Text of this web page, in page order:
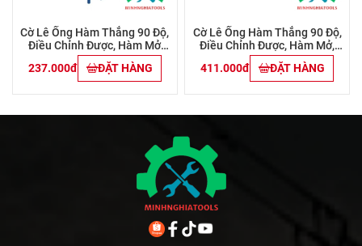
Cờ Lê Ống Hàm Thẳng 90 Độ,
Điều Chỉnh Được, Hàm Mở
38mm (1-1/ Inch) Workpro
WP302013
237.000đ ĐẶT HÀNG
Cờ Lê Ống Hàm Thẳng 90 Độ,
Điều Chỉnh Được, Hàm Mở,
Kích Thước 50mm (2 Inch)
Workpro WP302014
411.000đ ĐẶT HÀNG